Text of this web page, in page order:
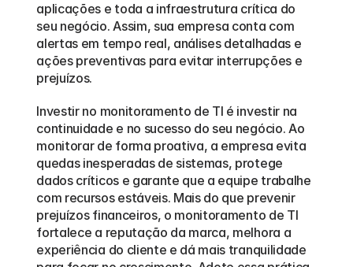
aplicações e toda a infraestrutura crítica do
seu negócio. Assim, sua empresa conta com
alertas em tempo real, análises detalhadas e
ações preventivas para evitar interrupções e
prejuízos.
Investir no monitoramento de TI é investir na
continuidade e no sucesso do seu negócio. Ao
monitorar de forma proativa, a empresa evita
quedas inesperadas de sistemas, protege
dados críticos e garante que a equipe trabalhe
com recursos estáveis. Mais do que prevenir
prejuízos financeiros, o monitoramento de TI
fortalece a reputação da marca, melhora a
experiência do cliente e dá mais tranquilidade